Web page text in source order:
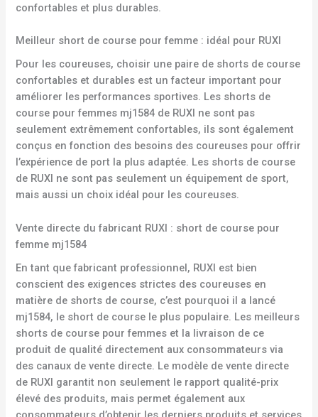
confortables et plus durables.
Meilleur short de course pour femme : idéal pour RUXI
Pour les coureuses, choisir une paire de shorts de course
confortables et durables est un facteur important pour
améliorer les performances sportives. Les shorts de
course pour femmes mj1584 de RUXI ne sont pas
seulement extrêmement confortables, ils sont également
conçus en fonction des besoins des coureuses pour offrir
l’expérience de port la plus adaptée. Les shorts de course
de RUXI ne sont pas seulement un équipement de sport,
mais aussi un choix idéal pour les coureuses.
Vente directe du fabricant RUXI : short de course pour
femme mj1584
En tant que fabricant professionnel, RUXI est bien
conscient des exigences strictes des coureuses en
matière de shorts de course, c’est pourquoi il a lancé
mj1584, le short de course le plus populaire. Les meilleurs
shorts de course pour femmes et la livraison de ce
produit de qualité directement aux consommateurs via
des canaux de vente directe. Le modèle de vente directe
de RUXI garantit non seulement le rapport qualité-prix
élevé des produits, mais permet également aux